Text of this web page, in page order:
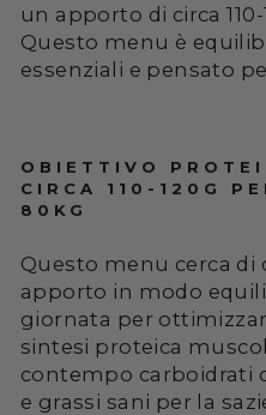
un apporto di circa
Questo menu è
essenziali e pensato
OBIETTIVO
CIRCA 110-120G
80KG
Questo menu cerca
apporto in modo
giornata per
sintesi proteica
contempo carboidrati
e grassi sani per la